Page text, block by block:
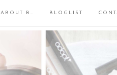
ABOUT B… BLOGLIST